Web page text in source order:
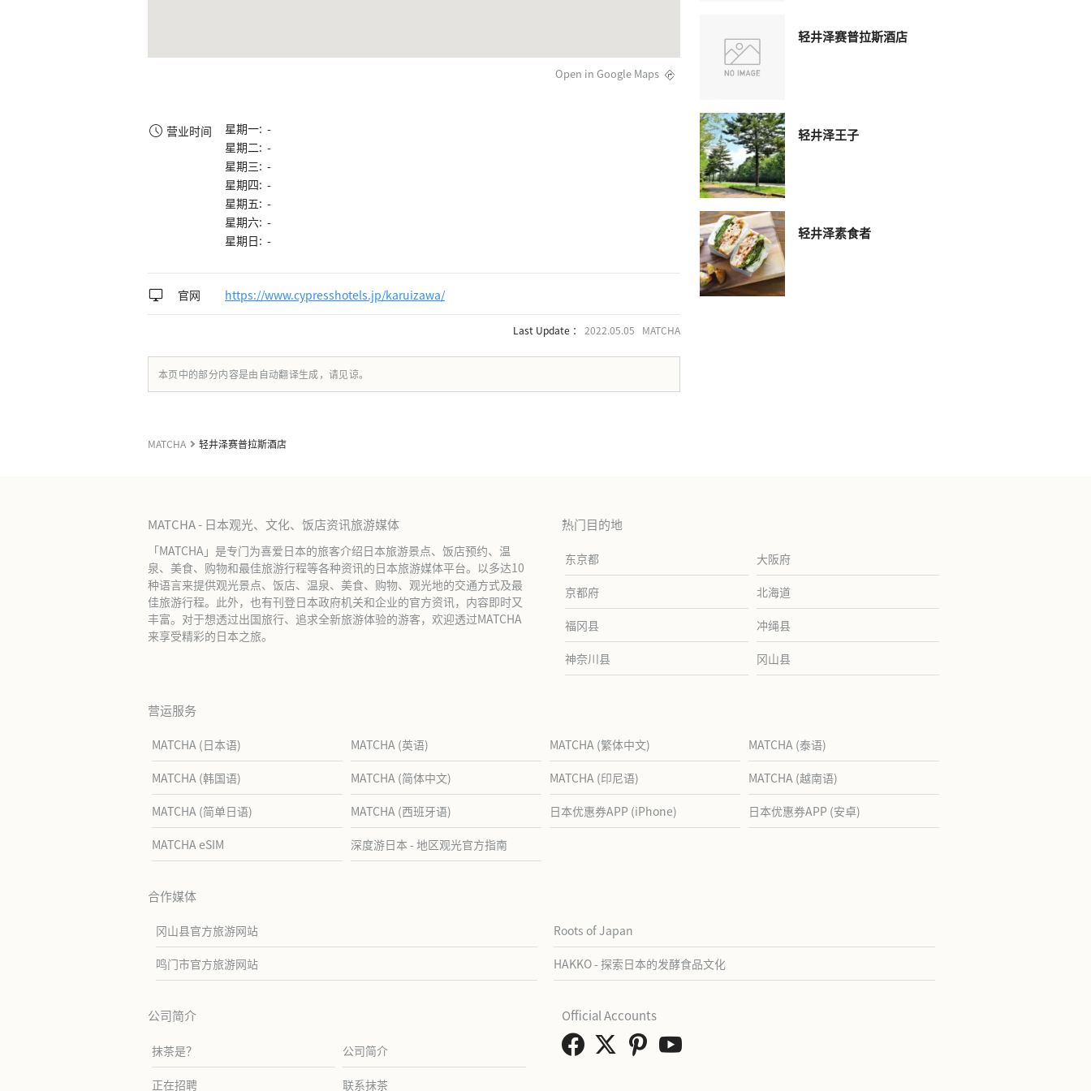
Open in Google Maps
营业时间
星期一: -
星期二: -
星期三: -
星期四: -
星期五: -
星期六: -
星期日: -
官网 https://www.cypresshotels.jp/karuizawa/
Last Update ： 2022.05.05 MATCHA
本页中的部分内容是由自动翻译生成，请见谅。
轻井泽赛普拉斯酒店
轻井泽王子
轻井泽素食者
MATCHA 轻井泽赛普拉斯酒店
MATCHA - 日本观光、文化、饭店资讯旅游媒体
「MATCHA」是专门为喜爱日本的旅客介绍日本旅游景点、饭店预约、温
泉、美食、购物和最佳旅游行程等各种资讯的日本旅游媒体平台。以多达10
种语言来提供观光景点、饭店、温泉、美食、购物、观光地的交通方式及最
佳旅游行程。此外，也有刊登日本政府机关和企业的官方资讯，内容即时又
丰富。对于想透过出国旅行、追求全新旅游体验的游客，欢迎透过MATCHA
来享受精彩的日本之旅。
热门目的地
东京都 大阪府
京都府 北海道
福冈县 冲绳县
神奈川县 冈山县
营运服务
MATCHA (日本语) MATCHA (英语) MATCHA (繁体中文) MATCHA (泰语)
MATCHA (韩国语) MATCHA (简体中文) MATCHA (印尼语) MATCHA (越南语)
MATCHA (简单日语) MATCHA (西班牙语) 日本优惠券APP (iPhone) 日本优惠券APP (安卓)
MATCHA eSIM 深度游日本 - 地区观光官方指南
合作媒体
冈山县官方旅游网站 Roots of Japan
鸣门市官方旅游网站 HAKKO - 探索日本的发酵食品文化
公司简介
抹茶是？ 公司简介
正在招聘 联系抹茶
Official Accounts